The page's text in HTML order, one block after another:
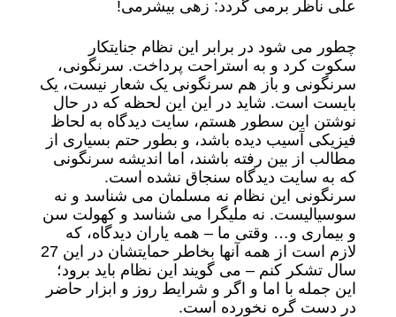
علی ناظر برمی گردد: زهی بیشرمی!
چطور می شود در برابر این نظام جنایتکار
سکوت کرد و به استراحت پرداخت. سرنگونی،
سرنگونی و باز هم سرنگونی یک شعار نیست، یک
بایست است. شاید در این این لحظه که در حال
نوشتن این سطور هستم، سایت دیدگاه به لحاظ
فیزیکی آسیب دیده باشد، و بطور حتم بسیاری از
مطالب از بین رفته باشند، اما اندیشه سرنگونی
که به سایت دیدگاه سنجاق نشده است.
سرنگونی این نظام نه مسلمان می شناسد و نه
سوسیالیست. نه ملیگرا می شناسد و کهولت سن
و بیماری و… وقتی ما – همه یاران دیدگاه، که
لازم است از همه آنها بخاطر حمایتشان در این 27
سال تشکر کنم – می گویند این نظام باید برود؛
این جمله با اما و اگر و شرایط روز و ابزار حاضر
در دست گره نخورده است.